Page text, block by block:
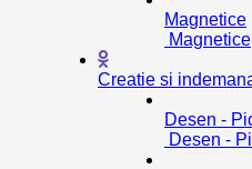
Magnetice
Magnetice
Creatie si
Desen -
Desen -